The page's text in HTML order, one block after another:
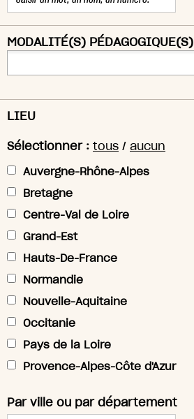
MODALITÉ(S) PÉDAGOGIQUE(S)
LIEU
Sélectionner : tous / aucun
Auvergne-Rhône-Alpes
Bretagne
Centre-Val de Loire
Grand-Est
Hauts-De-France
Normandie
Nouvelle-Aquitaine
Occitanie
Pays de la Loire
Provence-Alpes-Côte d'Azur
Par ville ou par département